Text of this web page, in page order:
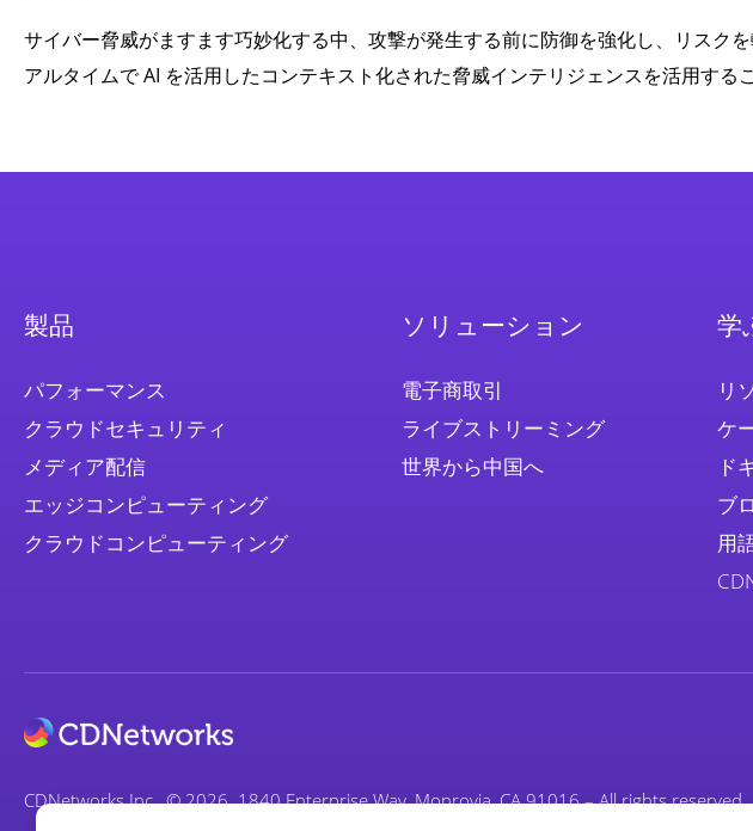
サイバー脅威がますます巧妙化する中、攻撃が発生する前に防御を強化し、リスク
アルタイムで AI を活用したコンテキスト化された脅威インテリジェンスを活用する
製品
パフォーマンス
クラウドセキュリティ
メディア配信
エッジコンピューティング
クラウドコンピューティング
ソリューション
電子商取引
ライブストリーミング
世界から中国へ
学
リ
ケ
ド
ブ
用
CDNetworks Inc., © 2026. 1840 Enterprise Way, Monrovia, CA 91016 – All rights reserved.